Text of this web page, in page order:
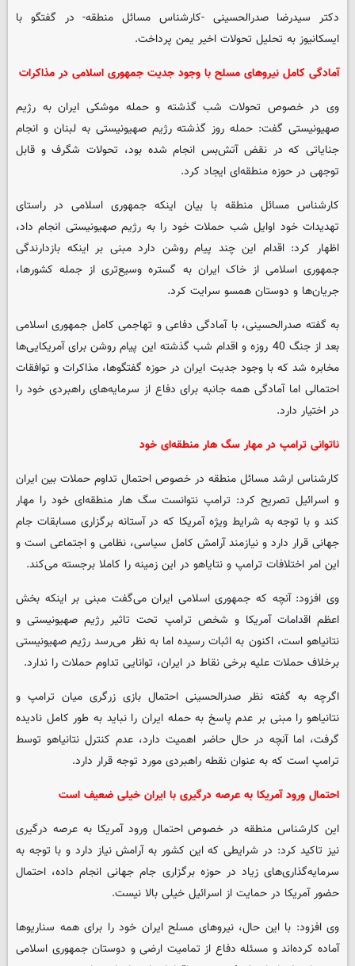
دکتر سیدرضا صدرالحسینی -کارشناس مسائل منطقه- در گفتگو با
ایسکانیوز به تحلیل تحولات اخیر یمن پرداخت.
آمادگی کامل نیروهای مسلح با وجود جدیت جمهوری اسلامی در مذاکرات
وی در خصوص تحولات شب گذشته و حمله موشکی ایران به رژیم
صهیونیستی گفت: حمله روز گذشته رژیم صهیونیستی به لبنان و انجام
جنایاتی که در نقض آتش‌بس انجام شده بود، تحولات شگرف و قابل
توجهی در حوزه منطقه‌ای ایجاد کرد.
کارشناس مسائل منطقه با بیان اینکه جمهوری اسلامی در راستای
تهدیدات خود اوایل شب حملات خود را به رژیم صهیونیستی انجام داد،
اظهار کرد: اقدام این چند پیام روشن دارد مبنی بر اینکه بازدارندگی
جمهوری اسلامی از خاک ایران به گستره وسیع‌تری از جمله کشورها،
جریان‌ها و دوستان همسو سرایت کرد.
به گفته صدرالحسینی، با آمادگی دفاعی و تهاجمی کامل جمهوری اسلامی
بعد از جنگ 40 روزه و اقدام شب گذشته این پیام روشن برای آمریکایی‌ها
مخابره شد که با وجود جدیت ایران در حوزه گفتگوها، مذاکرات و توافقات
احتمالی اما آمادگی همه جانبه برای دفاع از سرمایه‌های راهبردی خود را
در اختیار دارد.
ناتوانی ترامپ در مهار سگ هار منطقه‌ای خود
کارشناس ارشد مسائل منطقه در خصوص احتمال تداوم حملات بین ایران
و اسرائیل تصریح کرد: ترامپ نتوانست سگ هار منطقه‌ای خود را مهار
کند و با توجه به شرایط ویژه آمریکا که در آستانه برگزاری مسابقات جام
جهانی قرار دارد و نیازمند آرامش کامل سیاسی، نظامی و اجتماعی است و
این امر اختلافات ترامپ و نتایاهو در این زمینه را کاملا برجسته می‌کند.
وی افزود: آنچه که جمهوری اسلامی ایران می‌گفت مبنی بر اینکه بخش
اعظم اقدامات آمریکا و شخص ترامپ تحت تاثیر رژیم صهیونیستی و
نتانیاهو است، اکنون به اثبات رسیده اما به نظر می‌رسد رژیم صهیونیستی
برخلاف حملات علیه برخی نقاط در ایران، توانایی تداوم حملات را ندارد.
اگرچه به گفته نظر صدرالحسینی احتمال بازی زرگری میان ترامپ و
نتانیاهو را مبنی بر عدم پاسخ به حمله ایران را نباید به طور کامل نادیده
گرفت، اما آنچه در حال حاضر اهمیت دارد، عدم کنترل نتانیاهو توسط
ترامپ است که به عنوان نقطه راهبردی مورد توجه قرار دارد.
احتمال ورود آمریکا به عرصه درگیری با ایران خیلی ضعیف است
این کارشناس منطقه در خصوص احتمال ورود آمریکا به عرصه درگیری
نیز تاکید کرد: در شرایطی که این کشور به آرامش نیاز دارد و با توجه به
سرمایه‌گذاری‌های زیاد در حوزه برگزاری جام جهانی انجام داده، احتمال
حضور آمریکا در حمایت از اسرائیل خیلی بالا نیست.
وی افزود: با این حال، نیروهای مسلح ایران خود را برای همه سناریوها
آماده کرده‌اند و مسئله دفاع از تمامیت ارضی و دوستان جمهوری اسلامی